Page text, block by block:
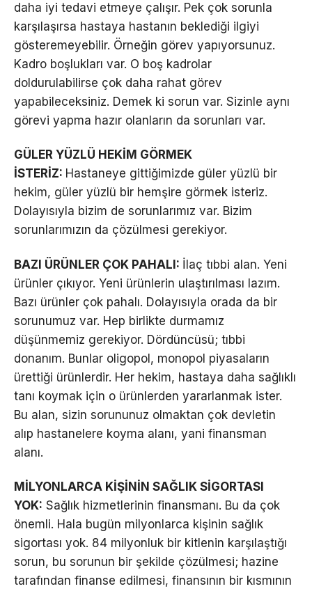
daha iyi tedavi etmeye çalışır. Pek çok sorunla
karşılaşırsa hastaya hastanın beklediği ilgiyi
gösteremeyebilir. Örneğin görev yapıyorsunuz.
Kadro boşlukları var. O boş kadrolar
doldurulabilirse çok daha rahat görev
yapabileceksiniz. Demek ki sorun var. Sizinle aynı
görevi yapma hazır olanların da sorunları var.
GÜLER YÜZLÜ HEKİM GÖRMEK
İSTERİZ: Hastaneye gittiğimizde güler yüzlü bir
hekim, güler yüzlü bir hemşire görmek isteriz.
Dolayısıyla bizim de sorunlarımız var. Bizim
sorunlarımızın da çözülmesi gerekiyor.
BAZI ÜRÜNLER ÇOK PAHALI: İlaç tıbbi alan. Yeni
ürünler çıkıyor. Yeni ürünlerin ulaştırılması lazım.
Bazı ürünler çok pahalı. Dolayısıyla orada da bir
sorunumuz var. Hep birlikte durmamız
düşünmemiz gerekiyor. Dördüncüsü; tıbbi
donanım. Bunlar oligopol, monopol piyasaların
ürettiği ürünlerdir. Her hekim, hastaya daha sağlıklı
tanı koymak için o ürünlerden yararlanmak ister.
Bu alan, sizin sorununuz olmaktan çok devletin
alıp hastanelere koyma alanı, yani finansman
alanı.
MİLYONLARCA KİŞİNİN SAĞLIK SİGORTASI
YOK: Sağlık hizmetlerinin finansmanı. Bu da çok
önemli. Hala bugün milyonlarca kişinin sağlık
sigortası yok. 84 milyonluk bir kitlenin karşılaştığı
sorun, bu sorunun bir şekilde çözülmesi; hazine
tarafından finanse edilmesi, finansının bir kısmının